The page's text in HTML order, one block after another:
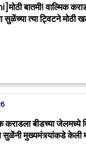
बातमी! वाल्मिक
सुळेंच्या त्या ट्विटने
कराडला बीडच्या जेलमध्ये
सुळेंनी मुख्यमंत्र्यांकडे केली